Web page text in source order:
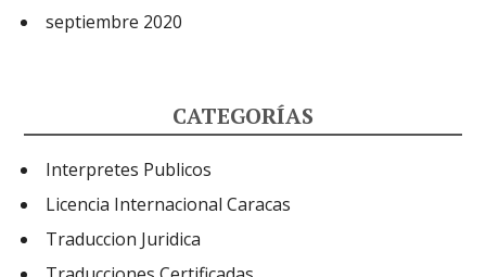
septiembre 2020
CATEGORÍAS
Interpretes Publicos
Licencia Internacional Caracas
Traduccion Juridica